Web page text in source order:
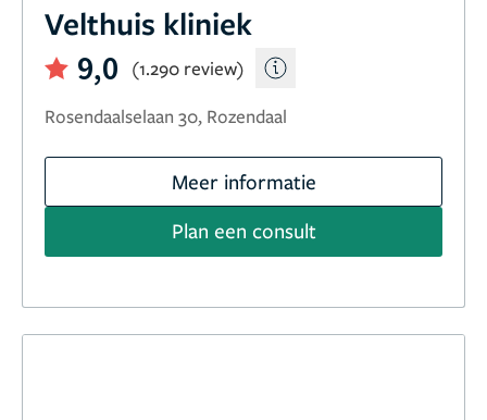
Velthuis kliniek
9,0
(1.290 review)
Rosendaalselaan 30, Rozendaal
Meer informatie
Plan een consult